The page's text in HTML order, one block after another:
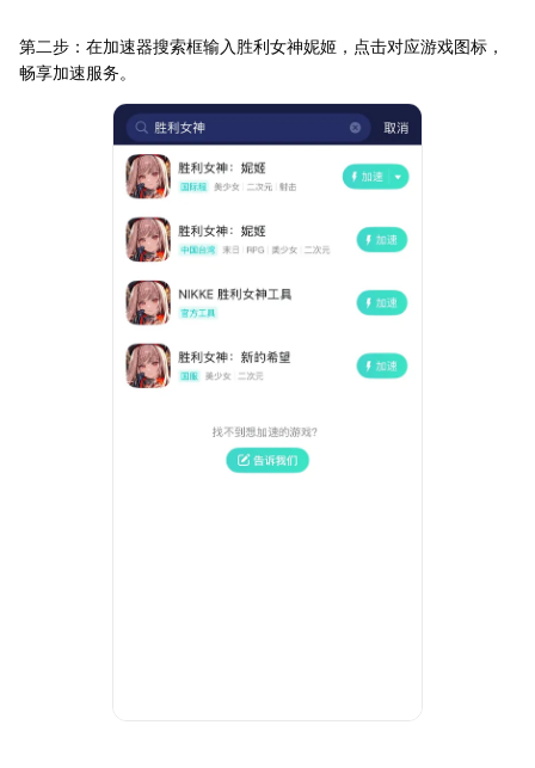
第二步：在加速器搜索框输入胜利女神妮姬，点击对应游戏图标，
畅享加速服务。